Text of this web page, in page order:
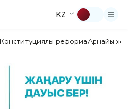
KZ
Конституциялық реформаАрнайы